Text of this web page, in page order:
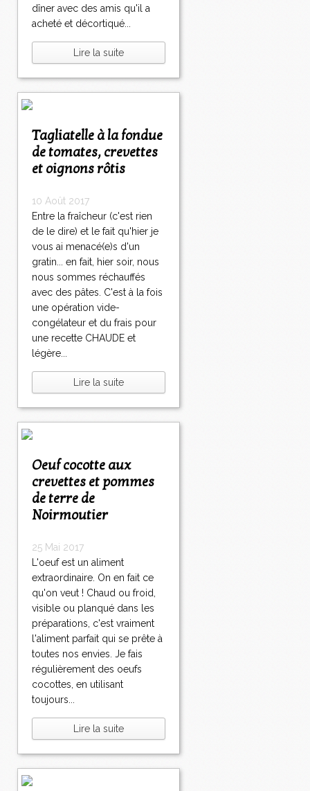
dîner avec des amis qu'il a
acheté et décortiqué...
Lire la suite
Tagliatelle à la fondue
de tomates, crevettes
et oignons rôtis
10 Août 2017
Entre la fraîcheur (c'est rien
de le dire) et le fait qu'hier je
vous ai menacé(e)s d'un
gratin... en fait, hier soir, nous
nous sommes réchauffés
avec des pâtes. C'est à la fois
une opération vide-
congélateur et du frais pour
une recette CHAUDE et
légère...
Lire la suite
Oeuf cocotte aux
crevettes et pommes
de terre de
Noirmoutier
25 Mai 2017
L'oeuf est un aliment
extraordinaire. On en fait ce
qu'on veut ! Chaud ou froid,
visible ou planqué dans les
préparations, c'est vraiment
l'aliment parfait qui se prête à
toutes nos envies. Je fais
régulièrement des oeufs
cocottes, en utilisant
toujours...
Lire la suite